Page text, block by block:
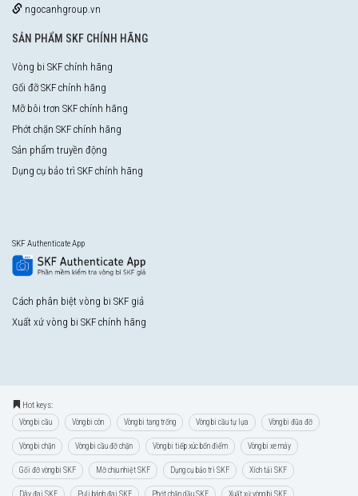
ngocanhgroup.vn
SẢN PHẨM SKF CHÍNH HÃNG
Vòng bi SKF chính hãng
Gối đỡ SKF chính hãng
Mỡ bôi trơn SKF chính hãng
Phớt chặn SKF chính hãng
Sản phẩm truyền động
Dụng cụ bảo trì SKF chính hãng
SKF Authenticate App
Cách phân biệt vòng bi SKF giả
Xuất xứ vòng bi SKF chính hãng
Hot keys:
Vòng bi cầu Vòng bi côn Vòng bi tang trống Vòng bi cầu tự lựa Vòng bi đũa đỡ
Vòng bi chặn Vòng bi cầu đỡ chặn Vòng bi tiếp xúc bốn điểm Vòng bi xe máy
Gối đỡ vòng bi SKF Mỡ chịu nhiệt SKF Dụng cụ bảo trì SKF Xích tải SKF
Dây đai SKF Puli bánh đai SKF Phớt chặn dầu SKF Xuất xứ vòng bi SKF